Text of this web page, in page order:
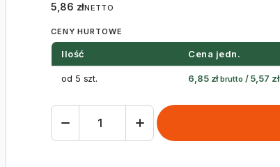
5,86 złNETTO
CENY HURTOWE
Ilość Cena jedn.
od 5 szt. 6,85 zł brutto /5,57 zł
ilość
taśma